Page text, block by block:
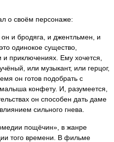
о своём персонаже:
и бродяга, и джентльмен, и
одинокое существо,
приключениях. Ему хочется,
или музыкант, или герцог,
он готов подобрать с
конфету. И, разумеется,
он способен дать даме
сильного гнева.
пощёчин», в жанре
того времени. В фильме